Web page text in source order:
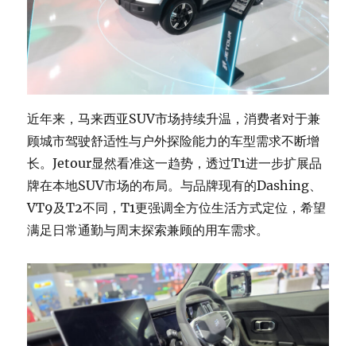
近年来，马来西亚SUV市场持续升温，消费者对于兼
顾城市驾驶舒适性与户外探险能力的车型需求不断增
长。Jetour显然看准这一趋势，透过T1进一步扩展品
牌在本地SUV市场的布局。与品牌现有的Dashing、
VT9及T2不同，T1更强调全方位生活方式定位，希望
满足日常通勤与周末探索兼顾的用车需求。